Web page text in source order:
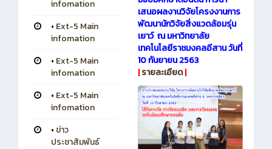
infomation
• Ext-5 Main
infomation
• Ext-5 Main
infomation
• Ext-5 Main
infomation
• ข่าว
ประชาสัมพันธ์
เสนอผลงานวิจัยโครงงานการ
พัฒนานักวิจัยสิ่งแวดล้อมรุ่น
เยาว์ ณ มหาวิทยาลัย
เทคโนโลยีราชมงคลอีสาน วันที่
10 กันยายน 2563
|รายละเอียด|